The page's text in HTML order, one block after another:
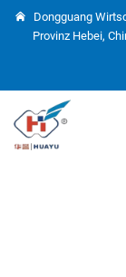
Dongguang
Provinz Hebei,